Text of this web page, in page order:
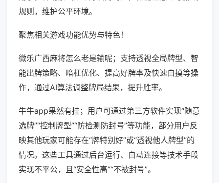
规则，维护公平环境。
聚焦相关游戏功能优势与特色！
微乐广西麻将怎么老是输呢；支持透视全局牌型、智
能出牌策略、暗杠优化、提高好牌率及快速自摸等操
作，通过AI算法调整牌局结果，提升胜率。
牛牛app果然有挂；用户可通过第三方软件实现“随意
选牌”“控制牌型”“防检测防封号”等功能，部分用户反
映其他玩家可能存在“牌特别好”或“透视他人牌型”的
情况。这些工具通过后台运行、自动连接等技术手段
实现不平公，且“安全性高”“不被封号”。